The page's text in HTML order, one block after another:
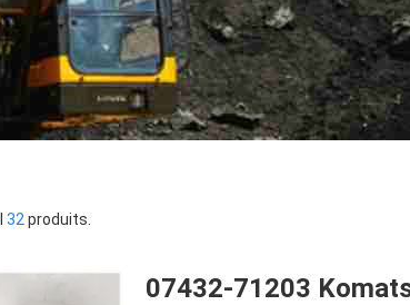
32 produits.
07432-71203